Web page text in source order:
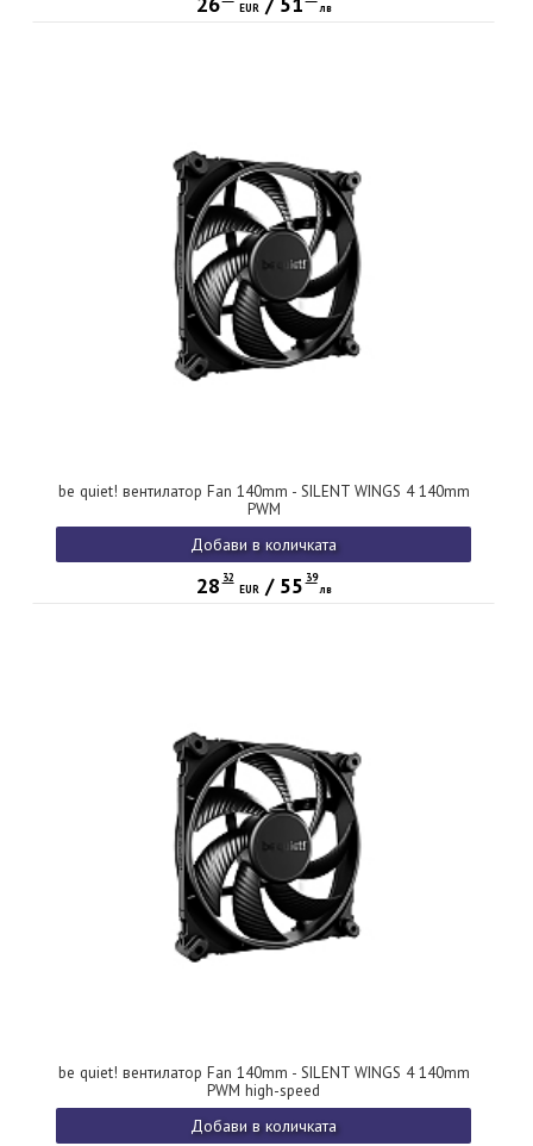
EUR
лв
be quiet! вентилатор Fan 140mm - SILENT WINGS 4 140mm
PWM
Добави в количката
28 32
EUR/ 55 39
лв
be quiet! вентилатор Fan 140mm - SILENT WINGS 4 140mm
PWM high-speed
Добави в количката